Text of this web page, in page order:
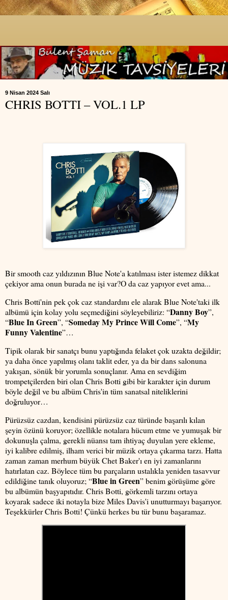
9 Nisan 2024 Salı
CHRIS BOTTI – VOL.1 LP
Bir smooth caz yıldızının Blue Note'a katılması ister istemez dikkat
çekiyor ama onun burada ne işi var?O da caz yapıyor evet ama...
Chris Botti'nin pek çok caz standardını ele alarak Blue Note'taki ilk
albümü için kolay yolu seçmediğini söyleyebiliriz: “Danny Boy”,
“Blue In Green”, “Someday My Prince Will Come”, “My
Funny Valentine”…
Tipik olarak bir sanatçı bunu yaptığında felaket çok uzakta değildir;
ya daha önce yapılmış olanı taklit eder, ya da bir dans salonuna
yakışan, sönük bir yorumla sonuçlanır. Ama en sevdiğim
trompetçilerden biri olan Chris Botti gibi bir karakter için durum
böyle değil ve bu albüm Chris'in tüm sanatsal niteliklerini
doğruluyor…
Pürüzsüz cazdan, kendisini pürüzsüz caz türünde başarılı kılan
şeyin özünü koruyor; özellikle notalara hücum etme ve yumuşak bir
dokunuşla çalma, gerekli nüansı tam ihtiyaç duyulan yere ekleme,
iyi kalibre edilmiş, ilham verici bir müzik ortaya çıkarma tarzı. Hatta
zaman zaman merhum büyük Chet Baker'ı en iyi zamanlarını
hatırlatan caz. Böylece tüm bu parçaların ustalıkla yeniden tasavvur
edildiğine tanık oluyoruz; “Blue in Green” benim görüşüme göre
bu albümün başyapıtıdır. Chris Botti, görkemli tarzını ortaya
koyarak sadece iki notayla bize Miles Davis'i unutturmayı başarıyor.
Teşekkürler Chris Botti! Çünkü herkes bu tür bunu başaramaz.